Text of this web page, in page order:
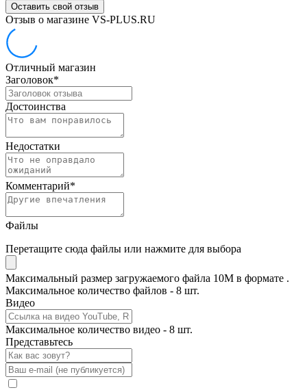
Оставить свой отзыв
Отзыв о магазине VS-PLUS.RU
Отличный магазин
Заголовок*
Достоинства
Недостатки
Комментарий*
Файлы
Перетащите сюда файлы или нажмите для выбора
Максимальный размер загружаемого файла 10M в формате .
Максимальное количество файлов - 8 шт.
Видео
Максимальное количество видео - 8 шт.
Представьтесь